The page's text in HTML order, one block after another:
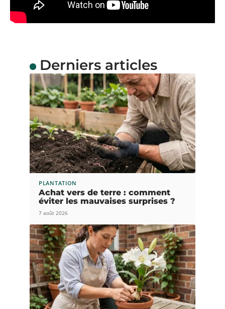
Derniers articles
PLANTATION
Achat vers de terre : comment
éviter les mauvaises surprises ?
7 août 2026